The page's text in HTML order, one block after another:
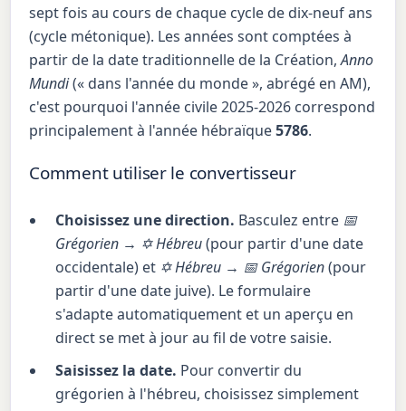
sept fois au cours de chaque cycle de dix-neuf ans
(cycle métonique). Les années sont comptées à
partir de la date traditionnelle de la Création,Anno
Mundi(« dans l'année du monde », abrégé en AM),
c'est pourquoi l'année civile 2025-2026 correspond
principalement à l'année hébraïque5786.
Comment utiliser le convertisseur
Choisissez une direction. Basculez entre 📅
Grégorien → ✡ Hébreu(pour partir d'une date
occidentale) et ✡ Hébreu → 📅 Grégorien(pour
partir d'une date juive). Le formulaire
s'adapte automatiquement et un aperçu en
direct se met à jour au fil de votre saisie.
Saisissez la date. Pour convertir du
grégorien à l'hébreu, choisissez simplement